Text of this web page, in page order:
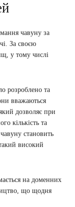
чавуну за
За своєю
у тому числі
розроблено та
вважаються
дозволяє при
кількість та
становить
високий
на доменних
що щодня